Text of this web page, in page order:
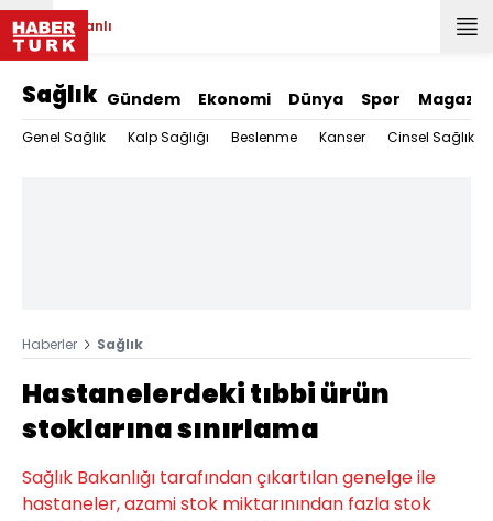
Canlı
Sağlık Gündem Ekonomi Dünya Spor Magazin
Genel Sağlık Kalp Sağlığı Beslenme Kanser Cinsel Sağlık
Haberler Sağlık
Hastanelerdeki tıbbi ürün
stoklarına sınırlama
Sağlık Bakanlığı tarafından çıkartılan genelge ile
hastaneler, azami stok miktarınından fazla stok